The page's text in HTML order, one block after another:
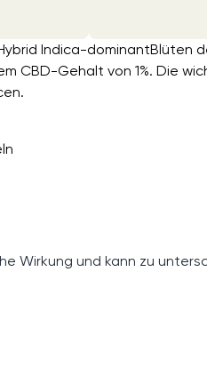
Indica-dominantBlüten
CBD-Gehalt von 1%. Die
Wirkung und kann zu